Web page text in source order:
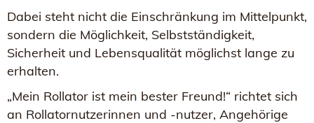
Dabei steht nicht die Einschränkung im Mittelpunkt,
sondern die Möglichkeit, Selbstständigkeit,
Sicherheit und Lebensqualität möglichst lange zu
erhalten.
„Mein Rollator ist mein bester Freund!“ richtet sich
an Rollatornutzerinnen und -nutzer, Angehörige